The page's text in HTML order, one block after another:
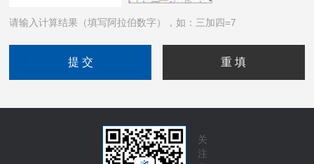
请输入计算结果（填写阿拉伯数字），如：三加四=7
关
注